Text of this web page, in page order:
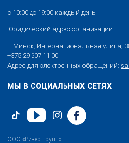
с 10:00 до 19:00 каждый день
Юридический адрес организации:
г. Минск, Интернациональная улица,
+375 29 607 11 00
Адрес для электронных обращений:
МЫ В СОЦИАЛЬНЫХ СЕТЯХ
ООО «Ривер Групп»